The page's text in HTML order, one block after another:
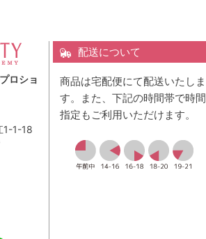
ロショ
1-1-18
配送について
商品は宅配便にて配送いたしま
す。また、下記の時間帯で時間
指定もご利用いただけます。